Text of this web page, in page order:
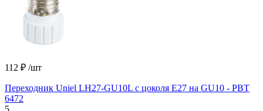
112 ₽ /шт
Переходник Uniel LH27-GU10L с цоколя Е27 на GU10 - PBT
6472
5